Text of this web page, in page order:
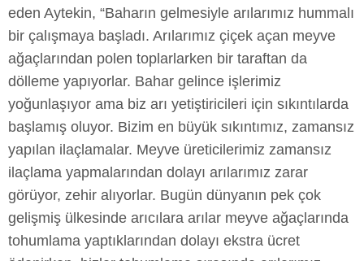
eden Aytekin, “Baharın gelmesiyle arılarımız hummalı
bir çalışmaya başladı. Arılarımız çiçek açan meyve
ağaçlarından polen toplarlarken bir taraftan da
dölleme yapıyorlar. Bahar gelince işlerimiz
yoğunlaşıyor ama biz arı yetiştiricileri için sıkıntılarda
başlamış oluyor. Bizim en büyük sıkıntımız, zamansız
yapılan ilaçlamalar. Meyve üreticilerimiz zamansız
ilaçlama yapmalarından dolayı arılarımız zarar
görüyor, zehir alıyorlar. Bugün dünyanın pek çok
gelişmiş ülkesinde arıcılara arılar meyve ağaçlarında
tohumlama yaptıklarından dolayı ekstra ücret